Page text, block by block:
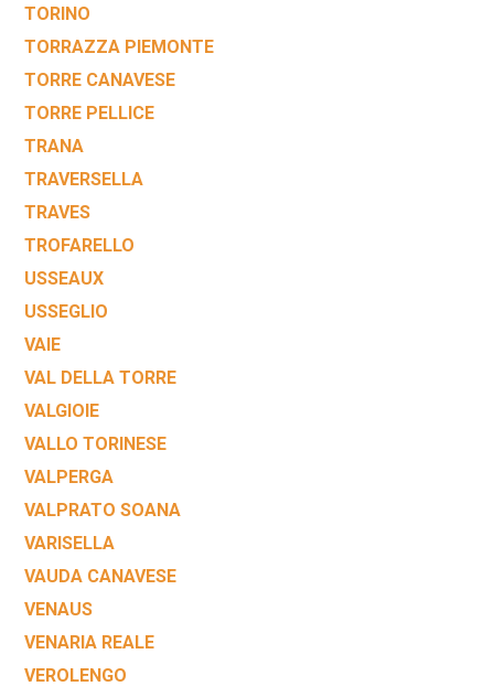
TORINO
TORRAZZA PIEMONTE
TORRE CANAVESE
TORRE PELLICE
TRANA
TRAVERSELLA
TRAVES
TROFARELLO
USSEAUX
USSEGLIO
VAIE
VAL DELLA TORRE
VALGIOIE
VALLO TORINESE
VALPERGA
VALPRATO SOANA
VARISELLA
VAUDA CANAVESE
VENAUS
VENARIA REALE
VEROLENGO